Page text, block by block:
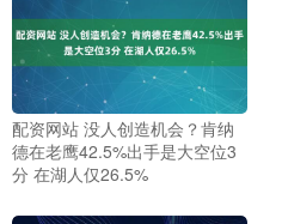
配资网站 没人创造机会？肯纳
德在老鹰42.5%出手是大空位3
分 在湖人仅26.5%